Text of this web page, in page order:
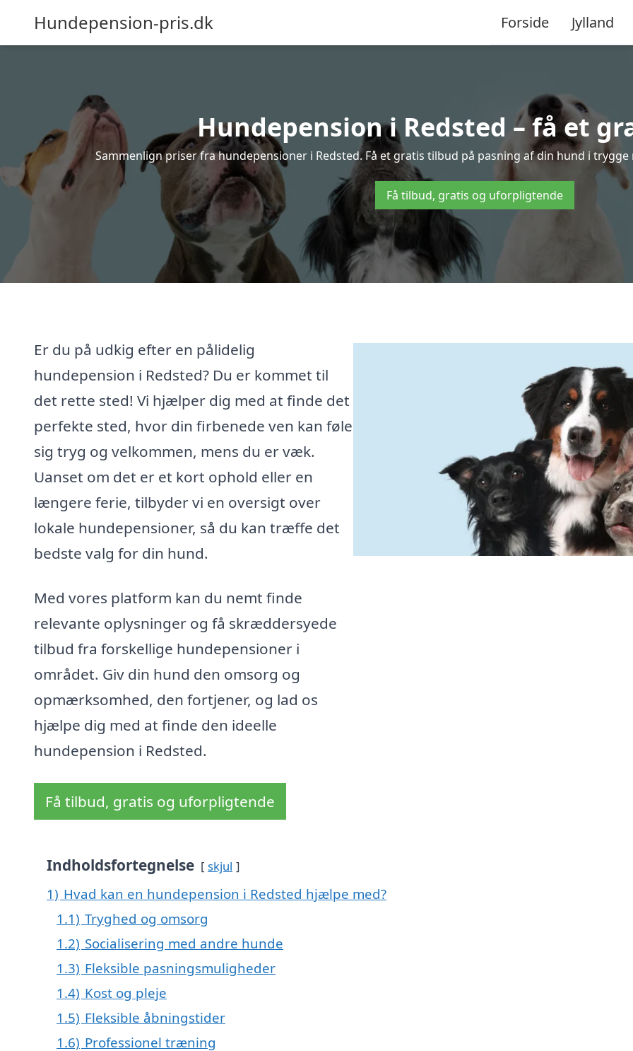
Hundepension-pris.dk Forside Jylland
Hundepension i Redsted – få et
Sammenlign priser fra hundepensioner i Redsted. Få et gratis tilbud på pasning af din hund i
Få tilbud, gratis og uforpligtende
Er du på udkig efter en pålidelig
hundepension i Redsted? Du er kommet til
det rette sted! Vi hjælper dig med at finde det
perfekte sted, hvor din firbenede ven kan føle
sig tryg og velkommen, mens du er væk.
Uanset om det er et kort ophold eller en
længere ferie, tilbyder vi en oversigt over
lokale hundepensioner, så du kan træffe det
bedste valg for din hund.
Med vores platform kan du nemt finde
relevante oplysninger og få skræddersyede
tilbud fra forskellige hundepensioner i
området. Giv din hund den omsorg og
opmærksomhed, den fortjener, og lad os
hjælpe dig med at finde den ideelle
hundepension i Redsted.
Få tilbud, gratis og uforpligtende
Indholdsfortegnelse skjul
1) Hvad kan en hundepension i Redsted hjælpe med?
1.1) Tryghed og omsorg
1.2) Socialisering med andre hunde
1.3) Fleksible pasningsmuligheder
1.4) Kost og pleje
1.5) Fleksible åbningstider
1.6) Professionel træning